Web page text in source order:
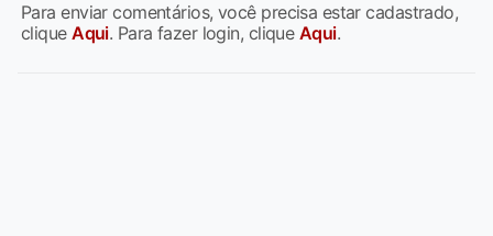
Para enviar comentários, você precisa estar cadastrado,
cliqueAqui. Para fazer login, clique Aqui.